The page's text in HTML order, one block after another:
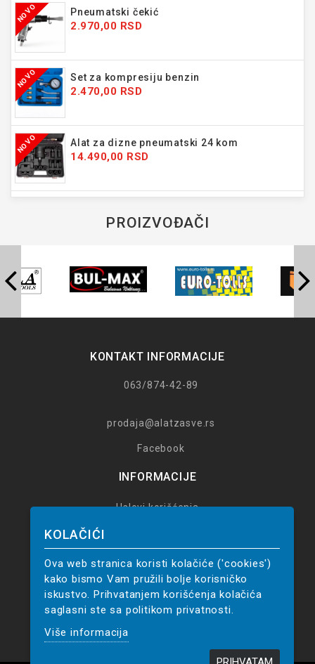
NOVO Pneumatski čekić
2.970,00 RSD
NOVO Set za kompresiju benzin
2.470,00 RSD
NOVO Alat za dizne pneumatski 24 kom
14.490,00 RSD
PROIZVOĐAČI
KONTAKT INFORMACIJE
063/874-42-89
prodaja@alatzasve.rs
Facebook
INFORMACIJE
Uslovi korišćenja
Reklamacije
14 dana za povrat
Politika privatnosti
Upustvo za poručivanje
KOLAČIĆI
Ova web stranica koristi kolačiće ('cookies')
kako bismo Vam pružili bolje korisničko
iskustvo. Prihvatanjem korišćenja kolačića
saglasni ste sa politikom privatnosti.
Više informacija